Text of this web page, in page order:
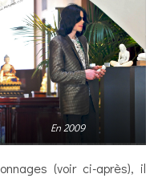
En 2009
(voir ci-après), il